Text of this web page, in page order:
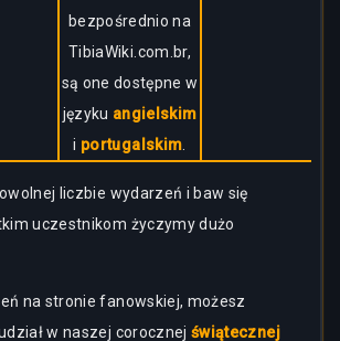
bezpośrednio na
TibiaWiki.com.br,
są one dostępne w
języku angielskim
i portugalskim
liczbie wydarzeń i baw się
uczestnikom życzymy dużo
na stronie fanowskiej, możesz
w naszej corocznej świątecznej